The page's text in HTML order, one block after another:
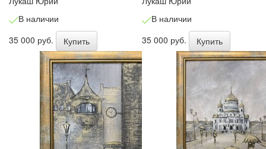
В наличии
35 000 руб.
Купить
В наличии
35 000 руб.
Купить